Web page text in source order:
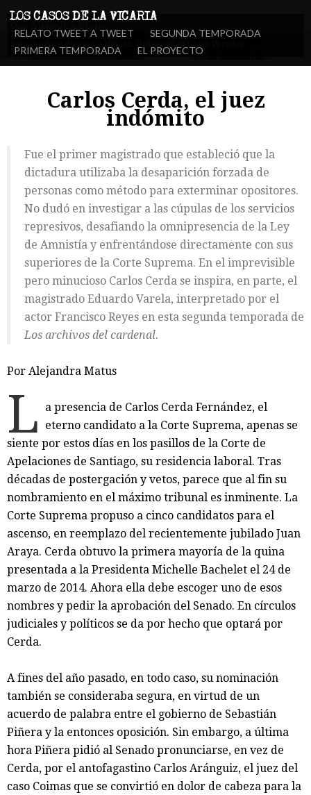
RELATO TWEET A TWEET
SEGUNDA TEMPORADA
PRIMERA TEMPORADA
EL PROYECTO
Carlos Cerda, el juez
indómito
Fue el primer magistrado que estableció que la
dictadura utilizaba la desaparición forzada de
personas como método para exterminar opositores.
No dudó en investigar a las cúpulas de los servicios
represivos, desafiando la omnipresencia de la Ley
de Amnistía y enfrentándose directamente con sus
superiores de la Corte Suprema. En el imprevisible
pero minucioso Carlos Cerda se inspira, en parte, el
magistrado Eduardo Varela, interpretado por el
actor Francisco Reyes en esta segunda temporada de
Los archivos del cardenal.
Por Alejandra Matus
L
a presencia de Carlos Cerda Fernández, el
eterno candidato a la Corte Suprema, apenas se
siente por estos días en los pasillos de la Corte de
Apelaciones de Santiago, su residencia laboral. Tras
décadas de postergación y vetos, parece que al fin su
nombramiento en el máximo tribunal es inminente. La
Corte Suprema propuso a cinco candidatos para el
ascenso, en reemplazo del recientemente jubilado Juan
Araya. Cerda obtuvo la primera mayoría de la quina
presentada a la Presidenta Michelle Bachelet el 24 de
marzo de 2014. Ahora ella debe escoger uno de esos
nombres y pedir la aprobación del Senado. En círculos
judiciales y políticos se da por hecho que optará por
Cerda.
A fines del año pasado, en todo caso, su nominación
también se consideraba segura, en virtud de un
acuerdo de palabra entre el gobierno de Sebastián
Piñera y la entonces oposición. Sin embargo, a última
hora Piñera pidió al Senado pronunciarse, en vez de
Cerda, por el antofagastino Carlos Aránguiz, el juez del
caso Coimas que se convirtió en dolor de cabeza para la